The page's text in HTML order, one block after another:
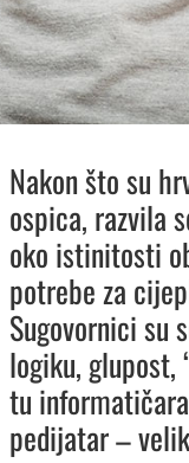
Nakon što su
ospica, razvila
oko istinitosti
potrebe za
Sugovornici su
logiku, glupost,
tu
pedijatar –